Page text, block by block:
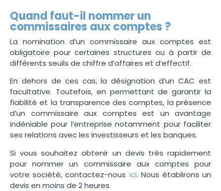
Quand faut-il nommer un
commissaires aux comptes ?
La nomination d’un commissaire aux comptes est
obligatoire pour certaines structures ou à partir de
différents seuils de chiffre d’affaires et d’effectif.
En dehors de ces cas, la désignation d’un CAC est
facultative. Toutefois, en permettant de garantir la
fiabilité et la transparence des comptes, la présence
d’un commissaire aux comptes est un avantage
indéniable pour l’entreprise notamment pour faciliter
ses relations avec les investisseurs et les banques.
Si vous souhaitez obtenir un devis très rapidement
pour nommer un commissaire aux comptes pour
votre société, contactez-nous ici. Nous établirons un
devis en moins de 2 heures.